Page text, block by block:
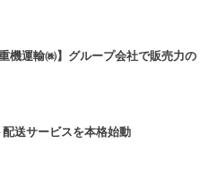
機運輸㈱】グループ会社で販売力の
送サービスを本格始動